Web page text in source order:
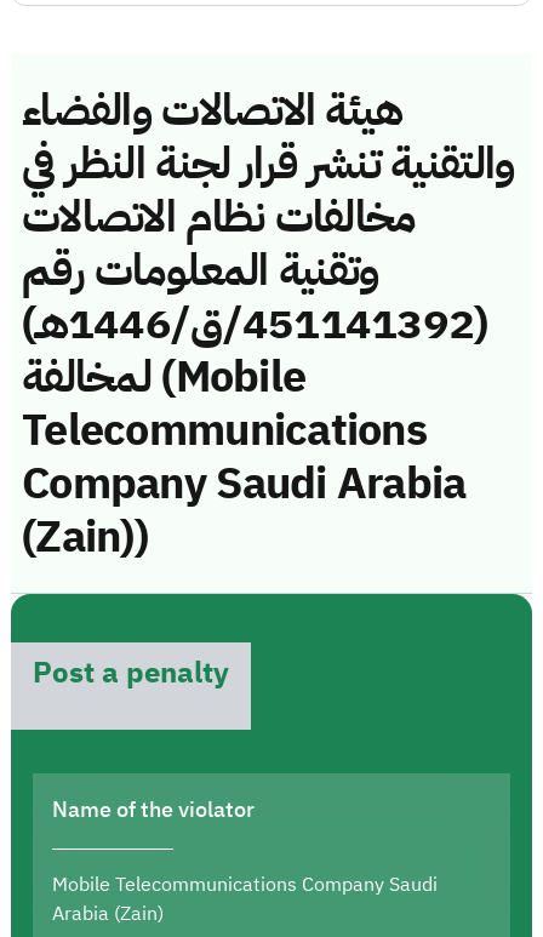
هيئة الاتصالات والفضاء
والتقنية تنشر قرار لجنة النظر في
مخالفات نظام الاتصالات
وتقنية المعلومات رقم
(451141392/ق/1446هـ)
لمخالفة (Mobile
Telecommunications
Company Saudi Arabia
(Zain))
Post a penalty
Name of the violator
Mobile Telecommunications Company Saudi
Arabia (Zain)